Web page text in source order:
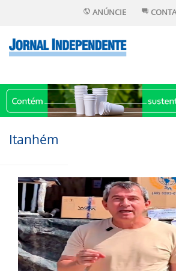
ANÚNCIE
Itanhém